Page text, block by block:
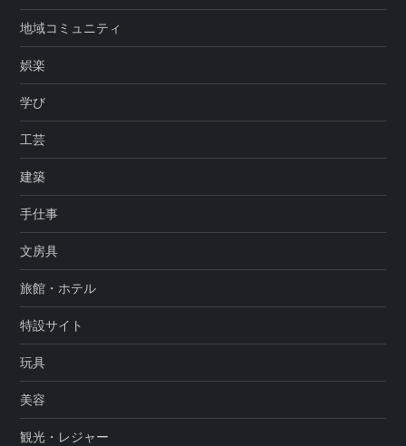
地域コミュニティ
娯楽
学び
工芸
建築
手仕事
文房具
旅館・ホテル
特設サイト
玩具
美容
観光・レジャー